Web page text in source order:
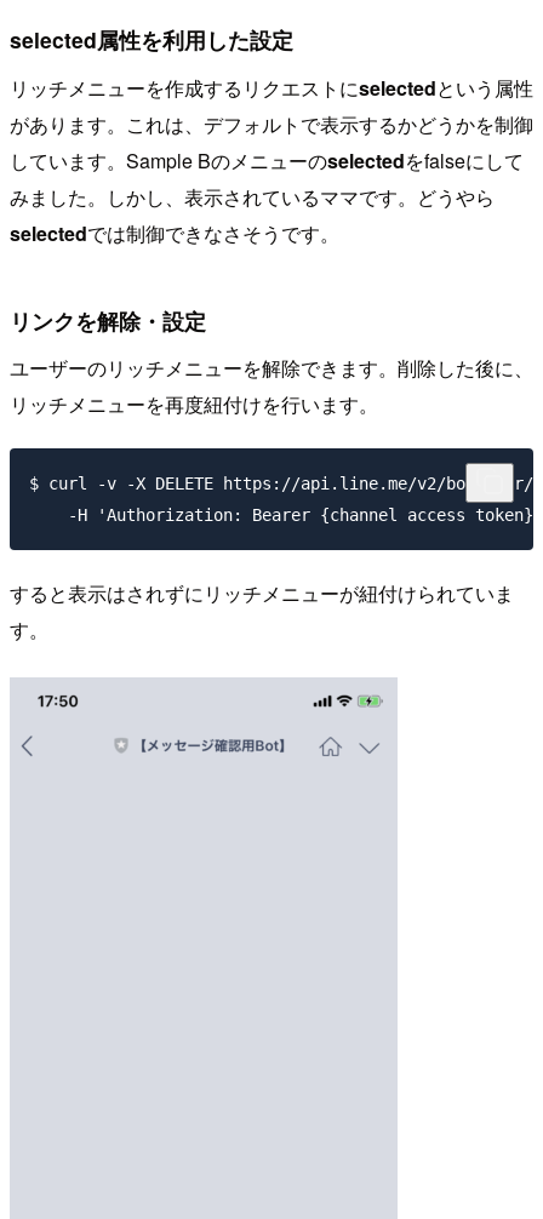
selected属性を利用した設定
リッチメニューを作成するリクエストにselectedという属性
があります。これは、デフォルトで表示するかどうかを制御
しています。Sample Bのメニューのselectedをfalseにして
みました。しかし、表示されているママです。どうやら
selectedでは制御できなさそうです。
リンクを解除・設定
ユーザーのリッチメニューを解除できます。削除した後に、
リッチメニューを再度紐付けを行います。
$ curl -v -X DELETE https://api.line.me/v2/bot/user/
すると表示はされずにリッチメニューが紐付けられていま
す。